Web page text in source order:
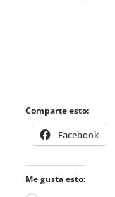
Comparte esto:
Facebook
Me gusta esto: